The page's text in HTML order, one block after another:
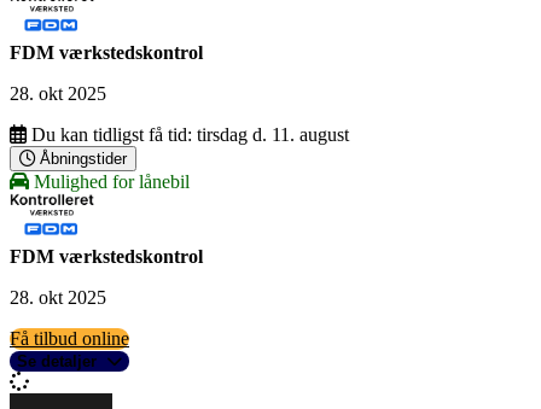
FDM værkstedskontrol
28. okt 2025
Du kan tidligst få tid: tirsdag d. 11. august
Åbningstider
Mulighed for lånebil
FDM værkstedskontrol
28. okt 2025
Få tilbud online
Se detaljer